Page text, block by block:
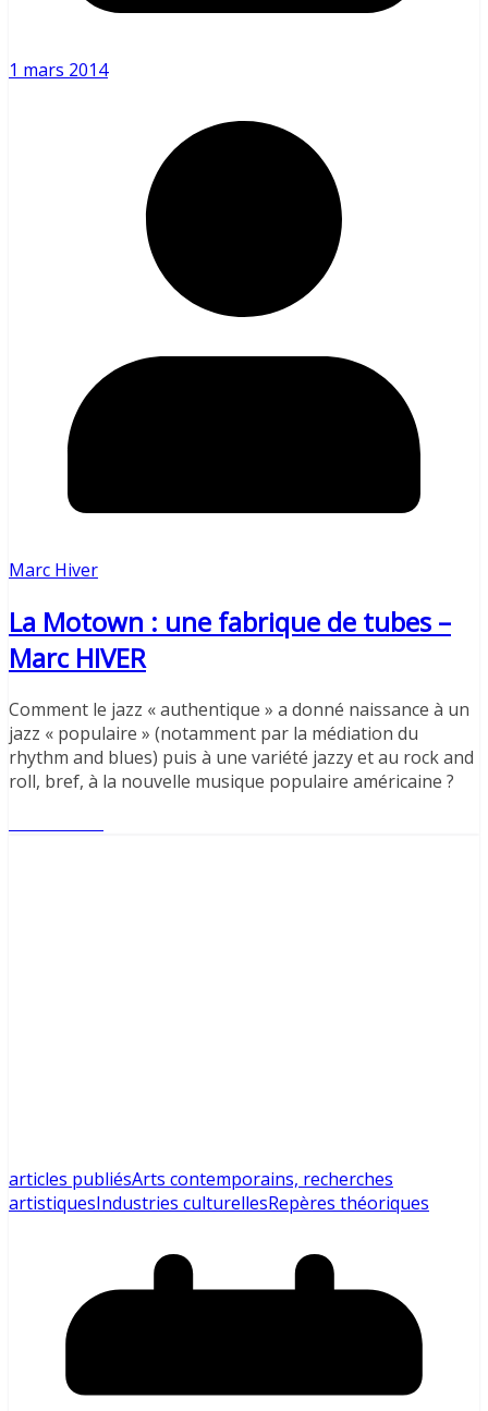
1 mars 2014
Marc Hiver
La Motown : une fabrique de tubes –
Marc HIVER
Comment le jazz « authentique » a donné naissance à un
jazz « populaire » (notamment par la médiation du
rhythm and blues) puis à une variété jazzy et au rock and
roll, bref, à la nouvelle musique populaire américaine ?
articles publiésArts contemporains, recherches
artistiquesIndustries culturellesRepères théoriques